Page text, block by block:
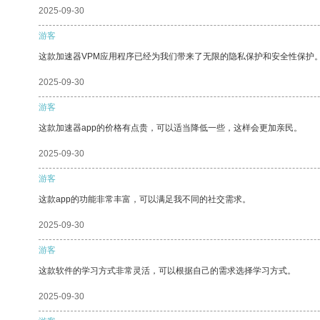
2025-09-30
游客
这款加速器VPM应用程序已经为我们带来了无限的隐私保护和安全性保护
2025-09-30
游客
这款加速器app的价格有点贵，可以适当降低一些，这样会更加亲民。
2025-09-30
游客
这款app的功能非常丰富，可以满足我不同的社交需求。
2025-09-30
游客
这款软件的学习方式非常灵活，可以根据自己的需求选择学习方式。
2025-09-30